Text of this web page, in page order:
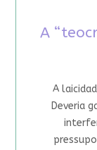
A
A
Deveria